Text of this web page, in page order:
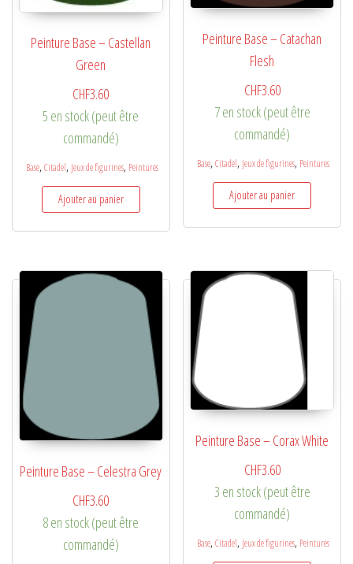
Peinture Base – Castellan
Green
CHF3.60
5 en stock (peut être
commandé)
Base,Citadel, Jeux de figurines, Peintures
Ajouter au panier
Peinture Base – Catachan
Flesh
CHF3.60
7 en stock (peut être
commandé)
Base,Citadel, Jeux de figurines, Peintures
Ajouter au panier
Peinture Base – Celestra Grey
CHF3.60
8 en stock (peut être
commandé)
Peinture Base – Corax White
CHF3.60
3 en stock (peut être
commandé)
Base,Citadel, Jeux de figurines, Peintures